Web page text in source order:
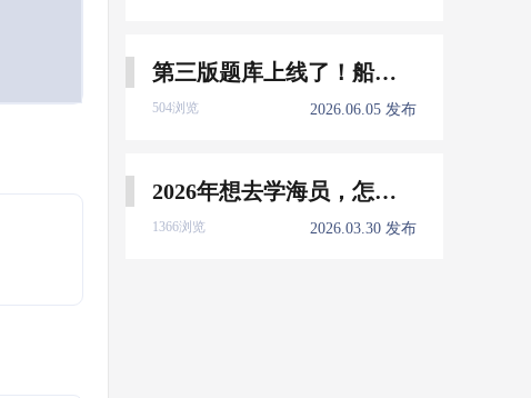
第三版题库上线了！船员免费刷！
504浏览 2026.06.05 发布
2026年想去学海员，怎么选择培训学校？
1366浏览 2026.03.30 发布